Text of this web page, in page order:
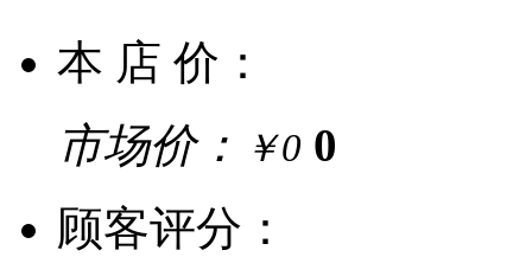
本 店 价：
市场价：
￥0 0
顾客评分：